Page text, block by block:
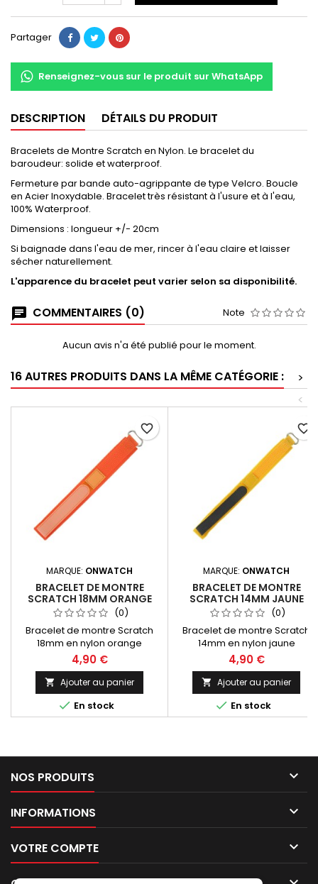
Partager
Renseignez-vous sur le produit sur WhatsApp
DESCRIPTION DÉTAILS DU PRODUIT
Bracelets de Montre Scratch en Nylon. Le bracelet du
baroudeur: solide et waterproof.
Fermeture par bande auto-agrippante de type Velcro. Boucle
en Acier Inoxydable. Bracelet très résistant à l'usure et à l'eau,
100% Waterproof.
Dimensions : longueur +/- 20cm
Si baignade dans l'eau de mer, rincer à l'eau claire et laisser
sécher naturellement.
L'apparence du bracelet peut varier selon sa disponibilité.
COMMENTAIRES (0) Note
Aucun avis n'a été publié pour le moment.
16 AUTRES PRODUITS DANS LA MÊME CATÉGORIE :
>
<
MARQUE: ONWATCH
BRACELET DE MONTRE
SCRATCH 18MM ORANGE
TEXTILE NYLON SPORTS
(0)
Bracelet de montre Scratch
18mm en nylon orange
fermeture auto-agrippante de
type Velcro. Le bracelet du
baroudeur solide et
waterproof.
4,90 €
 Ajouter au panier
 En stock
favorite_border
MARQUE: ONWATCH
BRACELET DE MONTRE
SCRATCH 14MM JAUNE
TEXTILE NYLON SPORTS
(0)
Bracelet de montre Scratch
14mm en nylon jaune
fermeture auto-agrippante de
type Velcro. Le bracelet du
baroudeur solide et
waterproof.
4,90 €
 Ajouter au panier
 En stock
favorite_border
NOS PRODUITS 
INFORMATIONS 
VOTRE COMPTE 